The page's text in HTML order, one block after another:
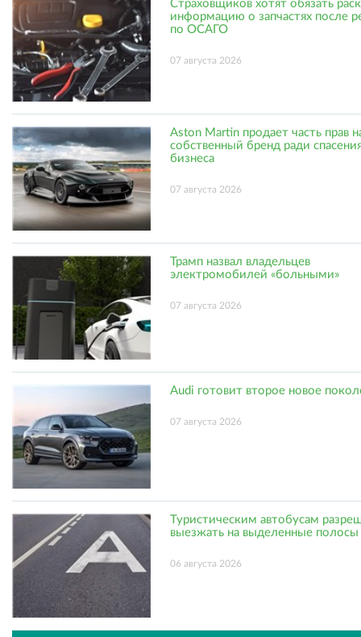
Страховщиков хотят обязать
информацию о запчастях после
по ОСАГО
07 августа 2026
Aston Martin продает часть прав
собственный бренд ради
бизнеса
07 августа 2026
Трамп назвал владельцев
электромобилей «больными»
07 августа 2026
Audi готовит второе новое
07 августа 2026
Туристическим автобусам
выезжать на выделенные полосы
06 августа 2026